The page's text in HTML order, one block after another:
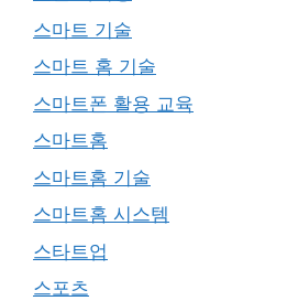
스마트 기술
스마트 홈 기술
스마트폰 활용 교육
스마트홈
스마트홈 기술
스마트홈 시스템
스타트업
스포츠